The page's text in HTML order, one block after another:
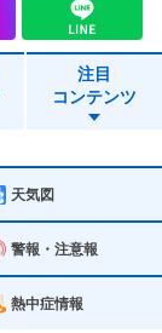
注目
コンテンツ
天気図
警報・注意報
熱中症情報